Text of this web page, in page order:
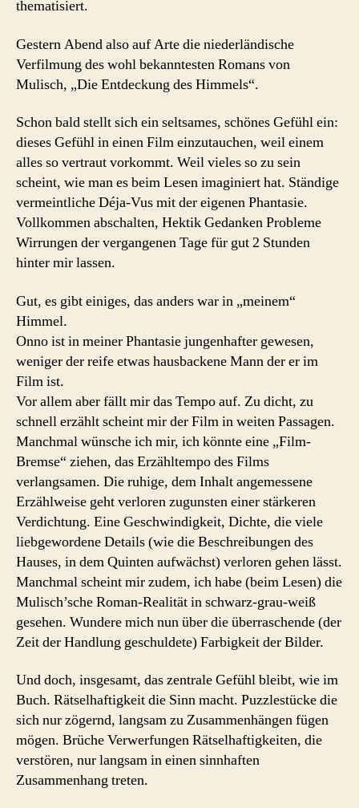
thematisiert.
Gestern Abend also auf Arte die niederländische
Verfilmung des wohl bekanntesten Romans von
Mulisch, „Die Entdeckung des Himmels“.
Schon bald stellt sich ein seltsames, schönes Gefühl ein:
dieses Gefühl in einen Film einzutauchen, weil einem
alles so vertraut vorkommt. Weil vieles so zu sein
scheint, wie man es beim Lesen imaginiert hat. Ständige
vermeintliche Déja-Vus mit der eigenen Phantasie.
Vollkommen abschalten, Hektik Gedanken Probleme
Wirrungen der vergangenen Tage für gut 2 Stunden
hinter mir lassen.
Gut, es gibt einiges, das anders war in „meinem“
Himmel.
Onno ist in meiner Phantasie jungenhafter gewesen,
weniger der reife etwas hausbackene Mann der er im
Film ist.
Vor allem aber fällt mir das Tempo auf. Zu dicht, zu
schnell erzählt scheint mir der Film in weiten Passagen.
Manchmal wünsche ich mir, ich könnte eine „Film-
Bremse“ ziehen, das Erzähltempo des Films
verlangsamen. Die ruhige, dem Inhalt angemessene
Erzählweise geht verloren zugunsten einer stärkeren
Verdichtung. Eine Geschwindigkeit, Dichte, die viele
liebgewordene Details (wie die Beschreibungen des
Hauses, in dem Quinten aufwächst) verloren gehen lässt.
Manchmal scheint mir zudem, ich habe (beim Lesen) die
Mulisch’sche Roman-Realität in schwarz-grau-weiß
gesehen. Wundere mich nun über die überraschende (der
Zeit der Handlung geschuldete) Farbigkeit der Bilder.
Und doch, insgesamt, das zentrale Gefühl bleibt, wie im
Buch. Rätselhaftigkeit die Sinn macht. Puzzlestücke die
sich nur zögernd, langsam zu Zusammenhängen fügen
mögen. Brüche Verwerfungen Rätselhaftigkeiten, die
verstören, nur langsam in einen sinnhaften
Zusammenhang treten.